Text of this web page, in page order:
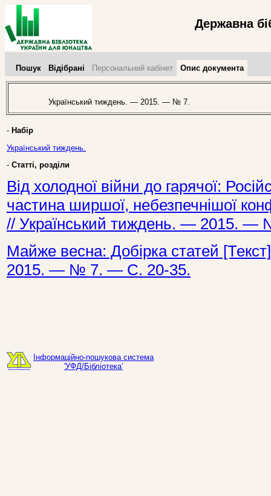
Державна
Пошук Відібрані Персональний кабінет Опис документа
Український тиждень. — 2015. — № 7.
- Набір
Український тиждень.
- Статті, розділи
Від холодної війни до гарячої:
частина ширшої, небезпечнішої
// Український тиждень. — 2015.
Майже весна: Добірка статей
2015. — № 7. — С. 20-35.
Інформаційно-пошукова система
'УФД/Бібліотека'